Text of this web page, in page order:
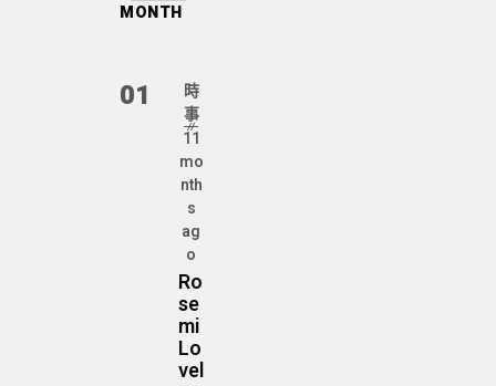
MONTH
01
時
事
11
mo
nth
s
ag
o
Ro
se
mi
Lo
vel